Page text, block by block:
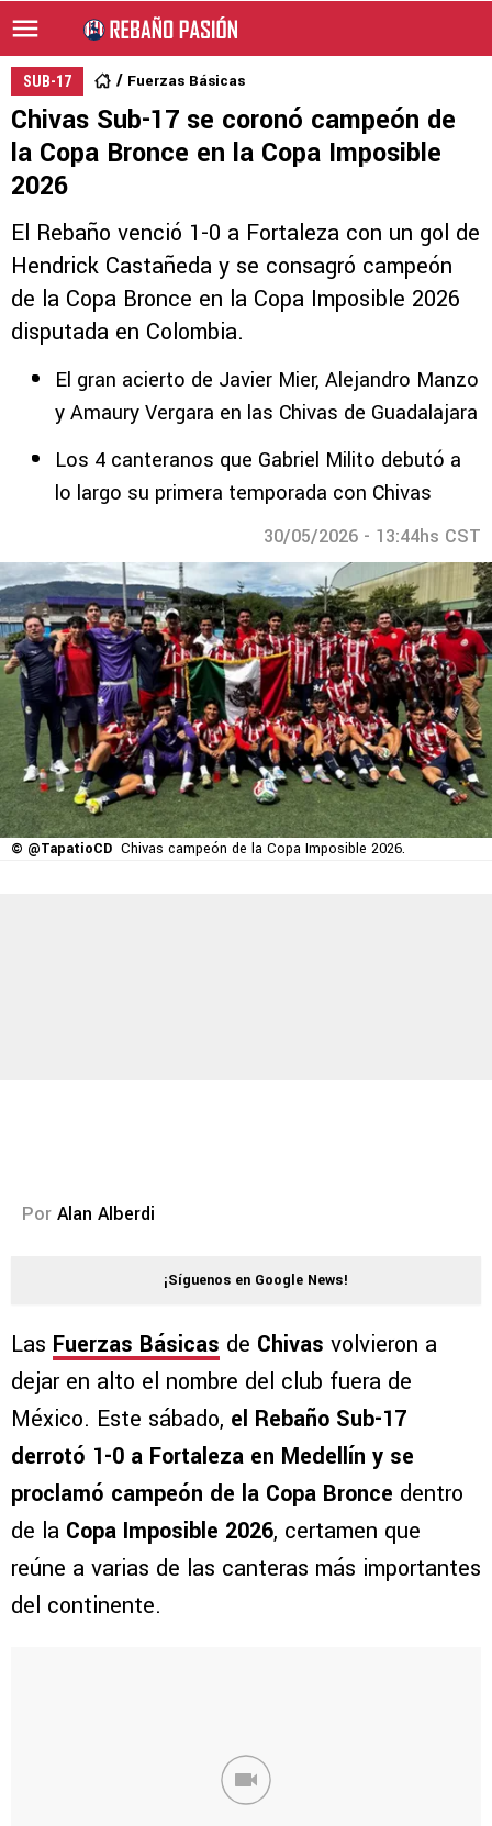
SUB-17 Fuerzas Básicas
Chivas Sub-17 se coronó campeón de
la Copa Bronce en la Copa Imposible
2026
El Rebaño venció 1-0 a Fortaleza con un gol de
Hendrick Castañeda y se consagró campeón
de la Copa Bronce en la Copa Imposible 2026
disputada en Colombia.
El gran acierto de Javier Mier, Alejandro Manzo
y Amaury Vergara en las Chivas de Guadalajara
Los 4 canteranos que Gabriel Milito debutó a
lo largo su primera temporada con Chivas
30/05/2026 - 13:44hs CST
© @TapatioCD Chivas campeón de la Copa Imposible 2026.
Por Alan Alberdi
¡Síguenos en Google News!
Las Fuerzas Básicas de Chivas volvieron a
dejar en alto el nombre del club fuera de
México. Este sábado, el Rebaño Sub-17
derrotó 1-0 a Fortaleza en Medellín y se
proclamó campeón de la Copa Bronce dentro
de la Copa Imposible 2026, certamen que
reúne a varias de las canteras más importantes
del continente.